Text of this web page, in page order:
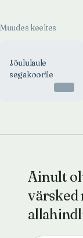
Muudes keeltes
Jõululaule
segakoorile
Ainult
värsked